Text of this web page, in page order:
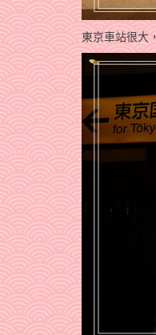
東京車站很大